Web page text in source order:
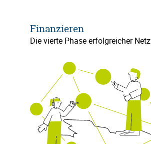
Finanzieren
Die vierte Phase erfolgreicher